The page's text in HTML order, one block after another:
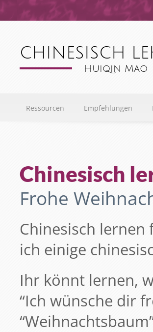
Ressourcen Empfehlungen
Chinesisch
Frohe
Chinesisch
ich einige
Ihr könnt lernen,
“Ich wünsche dir